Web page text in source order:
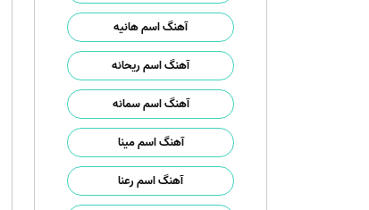
آهنگ اسم هانیه
آهنگ اسم ریحانه
آهنگ اسم سمانه
آهنگ اسم مینا
آهنگ اسم رعنا